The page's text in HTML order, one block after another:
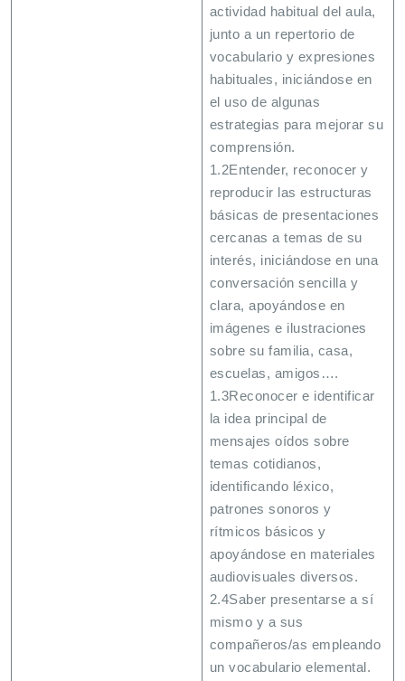
actividad habitual del aula,
junto a un repertorio de
vocabulario y expresiones
habituales, iniciándose en
el uso de algunas
estrategias para mejorar su
comprensión.
1.2Entender, reconocer y
reproducir las estructuras
básicas de presentaciones
cercanas a temas de su
interés, iniciándose en una
conversación sencilla y
clara, apoyándose en
imágenes e ilustraciones
sobre su familia, casa,
escuelas, amigos….
1.3Reconocer e identificar
la idea principal de
mensajes oídos sobre
temas cotidianos,
identificando léxico,
patrones sonoros y
rítmicos básicos y
apoyándose en materiales
audiovisuales diversos.
2.4Saber presentarse a sí
mismo y a sus
compañeros/as empleando
un vocabulario elemental.